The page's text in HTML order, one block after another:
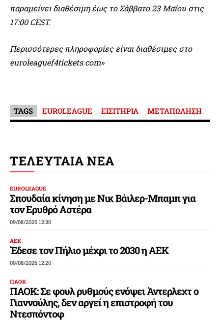
παραμείνει διαθέσιμη έως το Σάββατο 23 Μαΐου στις
17:00 CEST.
Περισσότερες πληροφορίες είναι διαθέσιμες στο
euroleaguef4tickets.com»
TAGS EUROLEAGUE ΕΙΣΙΤΗΡΙΑ ΜΕΤΑΠΩΛΗΣΗ
ΤΕΛΕΥΤΑΙΑ ΝΕΑ
EUROLEAGUE
Σπουδαία κίνηση με Νικ Βάιλερ-Μπαμπ για
τον Ερυθρό Αστέρα
09/08/2026 12:30
ΑΕΚ
Έδεσε τον Πήλιο μέχρι το 2030 η ΑΕΚ
09/08/2026 12:20
ΠΑΟΚ
ΠΑΟΚ: Σε φουλ ρυθμούς ενόψει Άντερλεχτ ο
Γιαννούλης, δεν αργεί η επιστροφή του
Ντεσπόντοφ